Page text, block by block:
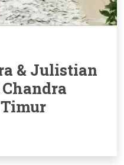
& Julistian